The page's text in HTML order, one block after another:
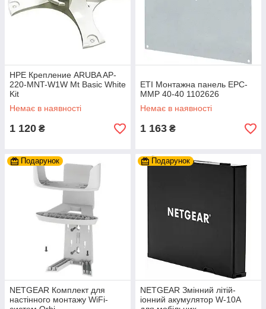
HPE Крепление ARUBA AP-
220-MNT-W1W Mt Basic White
Kit
Немає в наявності
1 120 ₴
ETI Монтажна панель EPC-
MMP 40-40 1102626
Немає в наявності
1 163 ₴
Подарунок
NETGEAR Комплект для
настінного монтажу WiFi-
Подарунок
NETGEAR Змінний літій-
іонний акумулятор W-10A